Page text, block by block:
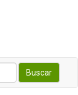
Buscar